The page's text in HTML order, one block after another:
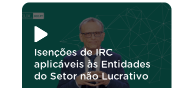
Isenções de IRC
aplicáveis às Entidades
do Setor não Lucrativo